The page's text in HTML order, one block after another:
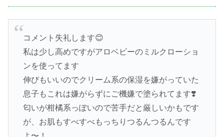
コメント失礼します😊
私は少し高めですがアロベビーのミルクローショ
ンを使ってます
伸びもいいのでクリーム系の保湿を嫌がっていた
息子もこれは嫌がらずにご機嫌で塗られてます❣️
匂いが柑橘系っぽいので苦手だと厳しいかもです
が、お肌もすべすべもっちりつるんつるんです